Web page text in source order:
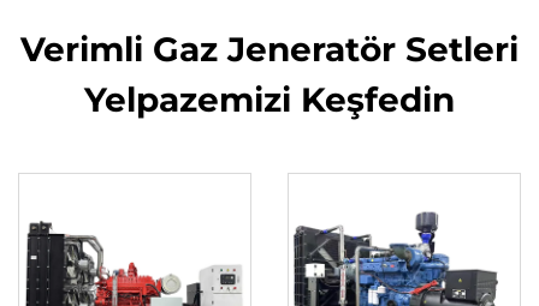
Verimli Gaz Jeneratör Setleri
Yelpazemizi Keşfedin